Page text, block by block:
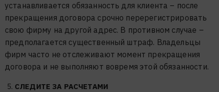
устанавливается обязанность для клиента – после
прекращения договора срочно перерегистрировать
свою фирму на другой адрес. В противном случае –
предполагается существенный штраф. Владельцы
фирм часто не отслеживают момент прекращения
договора и не выполняют вовремя этой обязанности.
СЛЕДИТЕ ЗА РАСЧЕТАМИ